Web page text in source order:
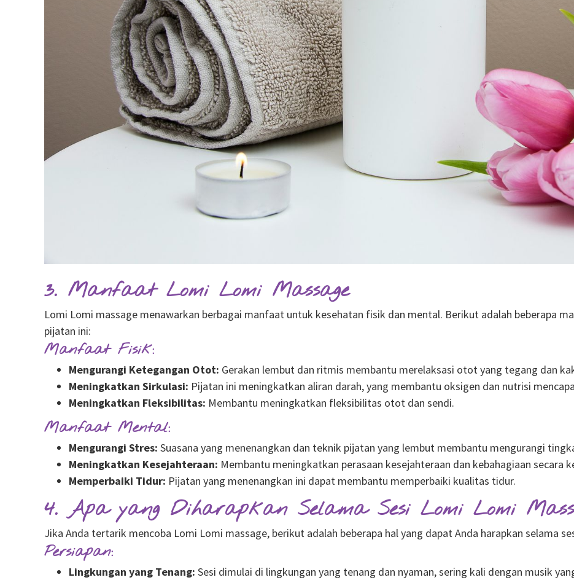
3. Manfaat Lomi Lomi Massage
Lomi Lomi massage menawarkan berbagai manfaat untuk kesehatan fisik dan mental. Berikut adalah beberapa
pijatan ini:
Manfaat Fisik:
Mengurangi Ketegangan Otot: Gerakan lembut dan ritmis membantu merelaksasi otot yang tegang dan
Meningkatkan Sirkulasi: Pijatan ini meningkatkan aliran darah, yang membantu oksigen dan nutrisi
Meningkatkan Fleksibilitas: Membantu meningkatkan fleksibilitas otot dan sendi.
Manfaat Mental:
Mengurangi Stres: Suasana yang menenangkan dan teknik pijatan yang lembut membantu mengurangi
Meningkatkan Kesejahteraan: Membantu meningkatkan perasaan kesejahteraan dan kebahagiaan secara
Memperbaiki Tidur: Pijatan yang menenangkan ini dapat membantu memperbaiki kualitas tidur.
4. Apa yang Diharapkan Selama Sesi Lomi Lomi
Jika Anda tertarik mencoba Lomi Lomi massage, berikut adalah beberapa hal yang dapat Anda harapkan selama
Persiapan:
Lingkungan yang Tenang: Sesi dimulai di lingkungan yang tenang dan nyaman, sering kali dengan musik